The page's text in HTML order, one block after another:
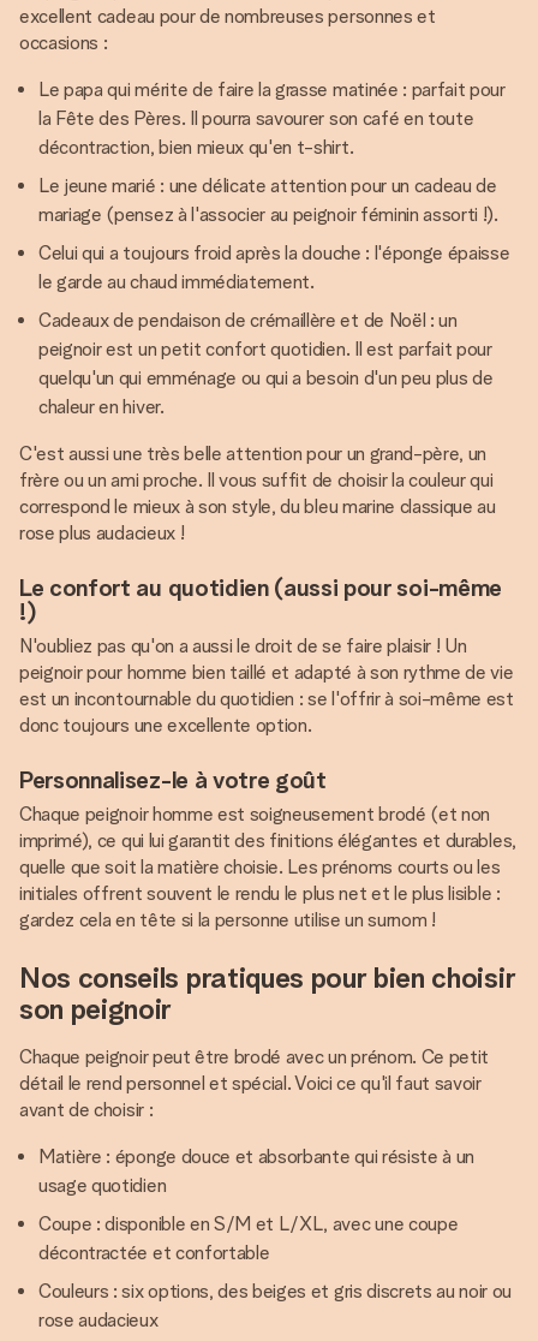
excellent cadeau pour de nombreuses personnes et
occasions :
Le papa qui mérite de faire la grasse matinée : parfait pour
la Fête des Pères. Il pourra savourer son café en toute
décontraction, bien mieux qu'en t-shirt.
Le jeune marié : une délicate attention pour un cadeau de
mariage (pensez à l'associer au peignoir féminin assorti !).
Celui qui a toujours froid après la douche : l'éponge épaisse
le garde au chaud immédiatement.
Cadeaux de pendaison de crémaillère et de Noël : un
peignoir est un petit confort quotidien. Il est parfait pour
quelqu'un qui emménage ou qui a besoin d'un peu plus de
chaleur en hiver.
C'est aussi une très belle attention pour un grand-père, un
frère ou un ami proche. Il vous suffit de choisir la couleur qui
correspond le mieux à son style, du bleu marine classique au
rose plus audacieux !
Le confort au quotidien (aussi pour soi-même
!)
N'oubliez pas qu'on a aussi le droit de se faire plaisir ! Un
peignoir pour homme bien taillé et adapté à son rythme de vie
est un incontournable du quotidien : se l'offrir à soi-même est
donc toujours une excellente option.
Personnalisez-le à votre goût
Chaque peignoir homme est soigneusement brodé (et non
imprimé), ce qui lui garantit des finitions élégantes et durables,
quelle que soit la matière choisie. Les prénoms courts ou les
initiales offrent souvent le rendu le plus net et le plus lisible :
gardez cela en tête si la personne utilise un surnom !
Nos conseils pratiques pour bien choisir
son peignoir
Chaque peignoir peut être brodé avec un prénom. Ce petit
détail le rend personnel et spécial. Voici ce qu'il faut savoir
avant de choisir :
Matière : éponge douce et absorbante qui résiste à un
usage quotidien
Coupe : disponible en S/M et L/XL, avec une coupe
décontractée et confortable
Couleurs : six options, des beiges et gris discrets au noir ou
rose audacieux